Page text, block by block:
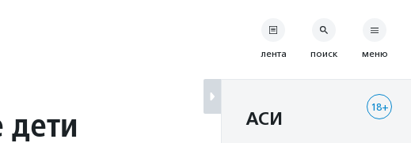
лента поиск меню
18+
АСИ